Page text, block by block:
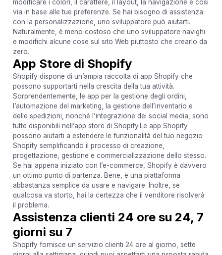
modificare i colori, il carattere, il layout, la navigazione e così
via in base alle tue preferenze. Se hai bisogno di assistenza
con la personalizzazione, uno sviluppatore può aiutarti.
Naturalmente, è meno costoso che uno sviluppatore navighi
e modifichi alcune cose sul sito Web piuttosto che crearlo da
zero.
App Store di Shopify
Shopify dispone di un’ampia raccolta di app Shopify che
possono supportarti nella crescita della tua attività.
Sorprendentemente, le app per la gestione degli ordini,
l’automazione del marketing, la gestione dell’inventario e
delle spedizioni, nonché l’integrazione dei social media, sono
tutte disponibili nell’app store di Shopify.Le app Shopify
possono aiutarti a estendere le funzionalità del tuo negozio
Shopify semplificando il processo di creazione,
progettazione, gestione e commercializzazione dello stesso.
Se hai appena iniziato con l’e-commerce, Shopify è davvero
un ottimo punto di partenza. Bene, è una piattaforma
abbastanza semplice da usare e navigare. Inoltre, se
qualcosa va storto, hai la certezza che il venditore risolverà
il problema.
Assistenza clienti 24 ore su 24, 7
giorni su 7
Shopify fornisce un servizio clienti 24 ore al giorno, sette